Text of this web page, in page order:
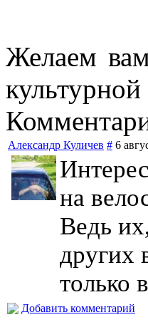
Желаем
Александр Куличев # 6
на
Ведь
других
только
Добавить комментарий